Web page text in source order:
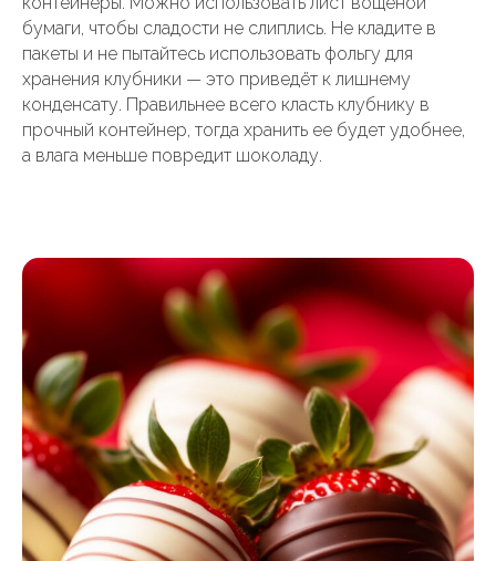
бумаги, чтобы сладости не слиплись. Не кладите в
пакеты и не пытайтесь использовать фольгу для
хранения клубники — это приведёт к лишнему
конденсату. Правильнее всего класть клубнику в
прочный контейнер, тогда хранить ее будет удобнее,
а влага меньше повредит шоколаду.